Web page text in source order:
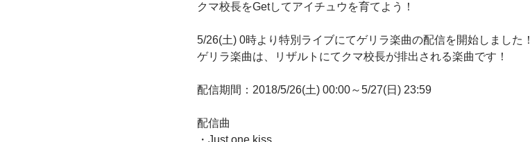
クマ校長をGetしてアイチュウを育てよう！
5/26(土) 0時より特別ライブにてゲリラ楽曲の配信を開始しました！
ゲリラ楽曲は、リザルトにてクマ校長が排出される楽曲です！
配信期間：2018/5/26(土) 00:00～5/27(日) 23:59
配信曲
・Just one kiss